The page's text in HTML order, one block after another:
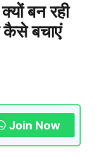
बन रही
कैसे बचाएं
Join Now